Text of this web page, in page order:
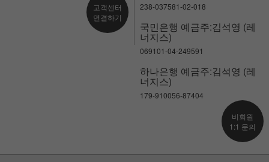
고객센터
연결하기
238-037581-02-018
국민은행 예금주:김석영 (레
너지스)
069101-04-249591
하나은행 예금주:김석영 (레
너지스)
179-910056-87404
비회원
1:1 문의